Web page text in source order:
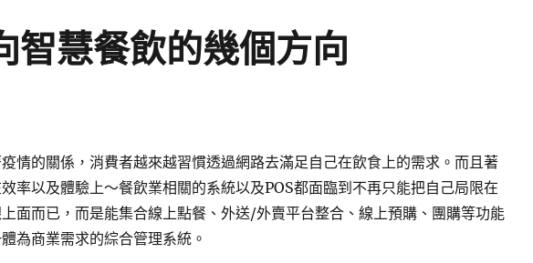
智慧餐飲的幾個方向
疫情的關係，消費者越來越習慣透過網路去滿足自己在飲食上的需求。而且著
率以及體驗上～餐飲業相關的系統以及POS都面臨到不再只能把自己局限在
面而已，而是能集合線上點餐、外送/外賣平台整合、線上預購、團購等功能
為商業需求的綜合管理系統。